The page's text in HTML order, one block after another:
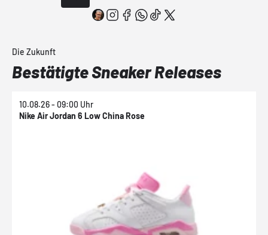
Die Zukunft
Bestätigte Sneaker Releases
10.08.26 - 09:00 Uhr
Nike Air Jordan 6 Low China Rose